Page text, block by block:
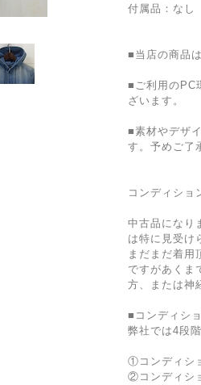
付属品：なし
■当店の商品
■ご利用のPC
ざいます。
■素材やデザ
す。予めご了
コンディショ
中古品になり
は特に見受け
まだまだ着用
ですがあくま
方、または神
■コンディシ
弊社では4段
①コンディシ
②コンディシ